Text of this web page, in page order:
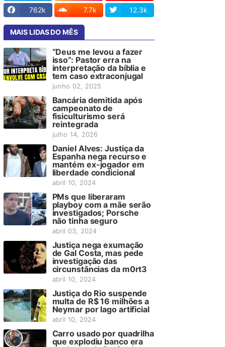
762k
7.7k 12.3k
MAIS LIDAS DO MÊS
“Deus me levou a fazer
isso”: Pastor erra na
interpretação da bíblia e
tem caso extraconjugal
junho 02, 2025
Bancária demitida após
campeonato de
fisiculturismo será
reintegrada
julho 14, 2026
Daniel Alves: Justiça da
Espanha nega recurso e
mantém ex-jogador em
liberdade condicional
abril 10, 2024
PMs que liberaram
playboy com a mãe serão
investigados; Porsche
não tinha seguro
abril 03, 2024
Justiça nega exumação
de Gal Costa, mas pede
investigação das
circunstâncias da m0rt3
abril 10, 2024
Justiça do Rio suspende
multa de R$ 16 milhões a
Neymar por lago artificial
abril 10, 2024
Carro usado por quadrilha
que explodiu banco era